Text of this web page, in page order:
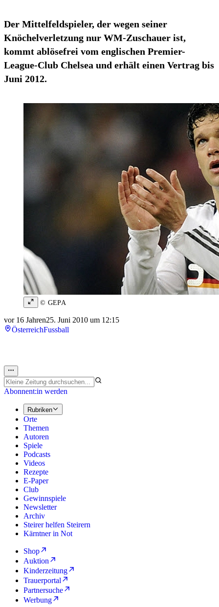
Der Mittelfeldspieler, der wegen seiner
Knöchelverletzung nur WM-Zuschauer ist,
kommt ablösefrei vom englischen Premier-
League-Club Chelsea und erhält einen Vertrag bis
Juni 2012.
© GEPA
vor 16 Jahren25. Juni 2010 um 12:15
ÖsterreichFussball
Abonnent:in werden
Rubriken
Orte
Themen
Autoren
Spiele
Podcasts
Videos
Rezepte
E-Paper
Club
Gewinnspiele
Newsletter
Archiv
Steirer helfen Steirern
Kärntner in Not
Shop
Auktion
Kinderzeitung
Trauerportal
Partnersuche
Werbung